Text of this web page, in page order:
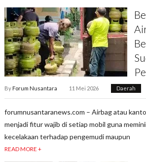
ByForum Nusantara 11 Mei 2026 Daerah
forumnusantaranews.com – Airbag atau
menjadi fitur wajib di setiap mobil guna
kecelakaan terhadap pengemudi maupun
READ MORE +